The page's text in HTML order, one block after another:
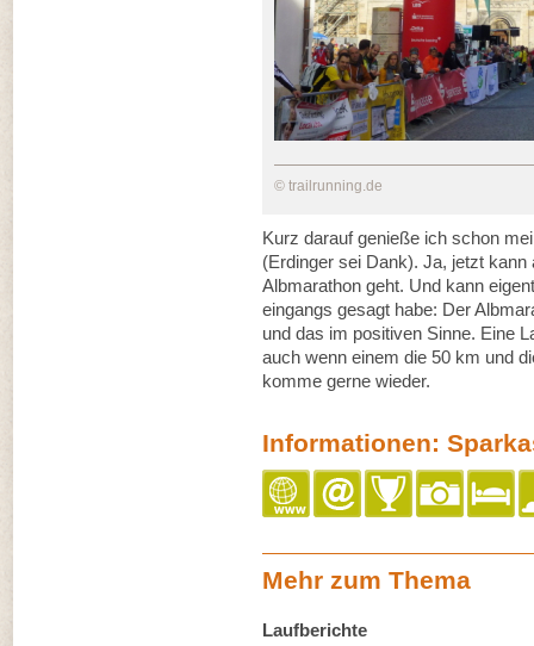
© trailrunning.de
Kurz darauf genieße ich schon
(Erdinger sei Dank). Ja, jetzt
Albmarathon geht. Und kann
eingangs gesagt habe: Der
und das im positiven Sinne. Eine
auch wenn einem die 50 km und
komme gerne wieder.
Informationen:
Mehr zum Thema
Laufberichte